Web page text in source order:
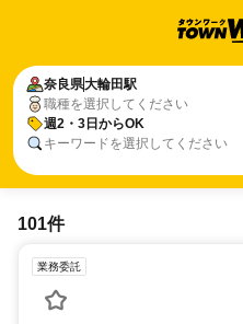
奈良県大輪田駅
職種を選択してください
週2・3日からOK
キーワードを選択してください
奈良県大輪田駅
週2・3日からOK
101件
業務委託